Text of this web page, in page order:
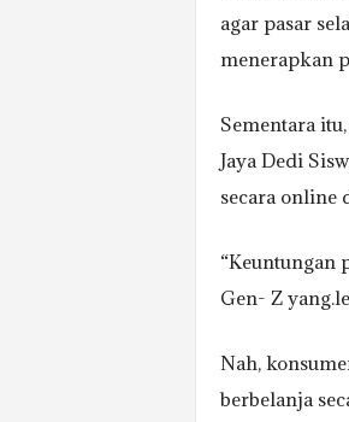
agar pasar
menerapkan
Sementara
Jaya Dedi
secara online
“Keuntungan
Gen- Z
Nah,
berbelanja